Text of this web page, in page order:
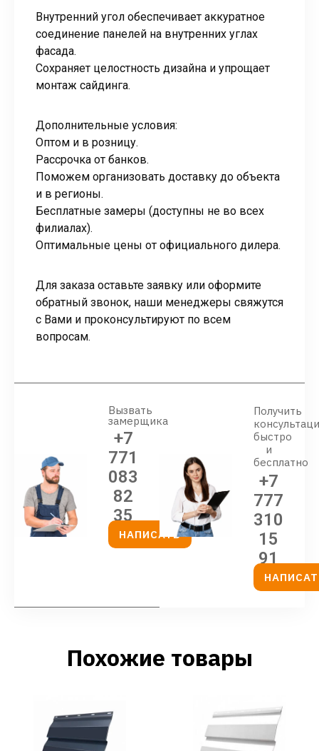
Внутренний угол обеспечивает аккуратное
соединение панелей на внутренних углах
фасада.
Сохраняет целостность дизайна и упрощает
монтаж сайдинга.
Дополнительные условия:
Оптом и в розницу.
Рассрочка от банков.
Поможем организовать доставку до объекта
и в регионы.
Бесплатные замеры (доступны не во всех
филиалах).
Оптимальные цены от официального дилера.
Для заказа оставьте заявку или оформите
обратный звонок, наши менеджеры свяжутся
с Вами и проконсультируют по всем
вопросам.
Вызвать
замерщика
+7
771
083
82
35
НАПИСАТЬ
Получить
быстро
и
бесплатно
+7
777
310
15
91
Похожие товары